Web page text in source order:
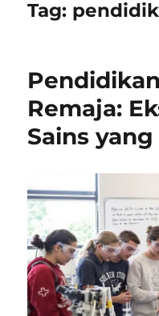
Tag:
Remaja:
Sains yang